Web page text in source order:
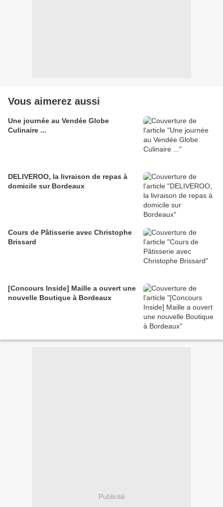
Vous aimerez aussi
Une journée au Vendée Globe
Culinaire ...
DELIVEROO, la livraison de repas à
domicile sur Bordeaux
Cours de Pâtisserie avec Christophe
Brissard
[Concours Inside] Maille a ouvert une
nouvelle Boutique à Bordeaux
Publicité